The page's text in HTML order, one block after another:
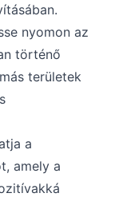
nyomon az
történő
területek
a
amely a